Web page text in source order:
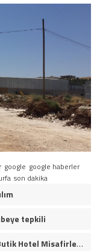
google google haberler
son dakika
tepkili
Kazdağları’nın Gözdesi Antik Manastır İDA Butik Hotel Misafirlerinden Tam Not Alıyor